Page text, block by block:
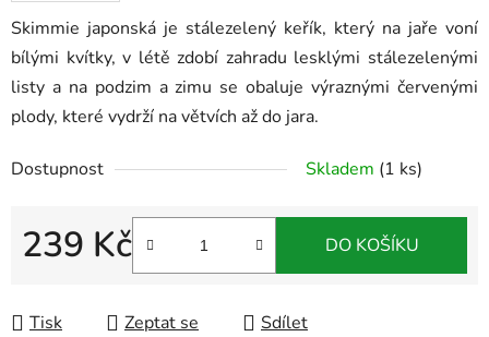
Skimmie japonská je stálezelený keřík, který na jaře voní
bílými kvítky, v létě zdobí zahradu lesklými stálezelenými
listy a na podzim a zimu se obaluje výraznými červenými
plody, které vydrží na větvích až do jara.
Dostupnost Skladem (1 ks)
239 Kč DO KOŠÍKU
Tisk Zeptat se Sdílet